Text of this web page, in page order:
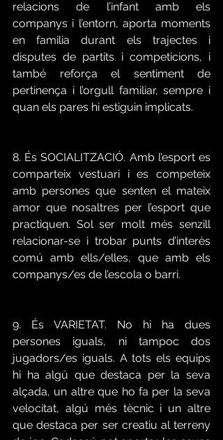
relacions de l’infant amb els
companys i l’entorn, aporta moments
en familia durant els trajectes i
disputes de partits i competicions, i
també reforça el sentiment de
pertinença i l’orgull familiar, sempre i
quan els pares hi estiguin implicats.
8. És SOCIALITZACIÓ. Amb l’esport es
comparteix vestuari i es competeix
amb persones que senten el mateix
amor que nosaltres per l’esport que
practiquen. Sol ser molt més senzill
relacionar-se i trobar punts d’interès
comú amb ells/elles, que amb els
companys/es de l’escola o barri.
9. És VARIETAT. No hi ha dues
persones iguals, ni tampoc dos
jugadors/es iguals. A tots els equips
hi ha algú que destaca per la seva
alçada, un altre que ho fa per la seva
velocitat, algú més tècnic i un altre
que destaca per ser creatiu al terreny